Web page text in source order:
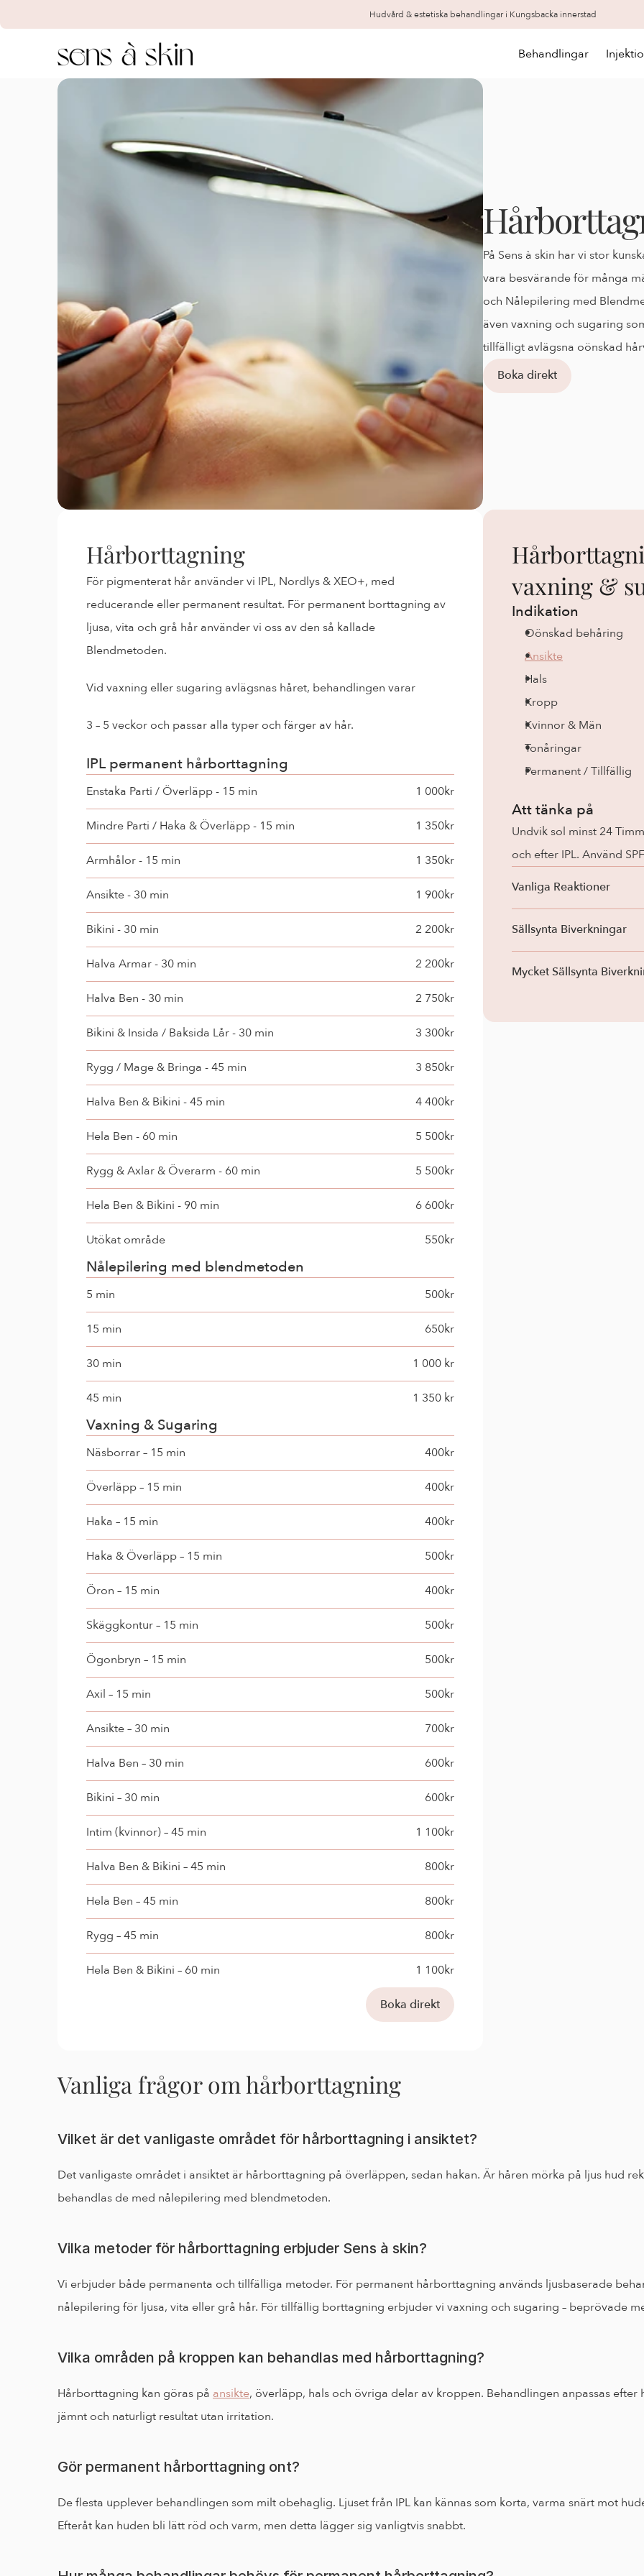
Hudvård & estetiska behandlingar i Kungsbacka innerstad
Behandlingar
På Sens à skin har vi stor
vara besvärande för många
och Nålepilering med
även vaxning och sugaring
tillfälligt avlägsna oönskad
Boka direkt
Hårborttagning
För pigmenterat hår använder vi IPL, Nordlys & XEO+, med
reducerande eller permanent resultat. För permanent borttagning av
ljusa, vita och grå hår använder vi oss av den så kallade
Blendmetoden.
Vid vaxning eller sugaring avlägsnas håret, behandlingen varar
3 – 5 veckor och passar alla typer och färger av hår.
IPL permanent hårborttagning
Enstaka Parti / Överläpp - 15 min 1 000kr
Mindre Parti / Haka & Överläpp - 15 min 1 350kr
Armhålor - 15 min 1 350kr
Ansikte - 30 min 1 900kr
Bikini - 30 min 2 200kr
Halva Armar - 30 min 2 200kr
Halva Ben - 30 min 2 750kr
Bikini & Insida / Baksida Lår - 30 min 3 300kr
Rygg / Mage & Bringa - 45 min 3 850kr
Halva Ben & Bikini - 45 min 4 400kr
Hela Ben - 60 min 5 500kr
Rygg & Axlar & Överarm - 60 min 5 500kr
Hela Ben & Bikini - 90 min 6 600kr
Utökat område 550kr
Nålepilering med blendmetoden
5 min 500kr
15 min 650kr
30 min 1 000 kr
45 min 1 350 kr
Vaxning & Sugaring
Näsborrar – 15 min 400kr
Överläpp – 15 min 400kr
Haka – 15 min 400kr
Haka & Överläpp – 15 min 500kr
Öron – 15 min 400kr
Skäggkontur – 15 min 500kr
Ögonbryn – 15 min 500kr
Axil – 15 min 500kr
Ansikte – 30 min 700kr
Halva Ben – 30 min 600kr
Bikini – 30 min 600kr
Intim (kvinnor) – 45 min 1 100kr
Halva Ben & Bikini – 45 min 800kr
Hela Ben – 45 min 800kr
Rygg – 45 min 800kr
Hela Ben & Bikini – 60 min 1 100kr
Boka direkt
vaxning &
Indikation
Oönskad behåring
Ansikte
Hals
Kropp
Kvinnor & Män
Tonåringar
Permanent / Tillfällig
Att tänka på
Undvik sol minst 24
och efter IPL. Använd
Vanliga Reaktioner
Sällsynta Biverkningar
Mycket Sällsynta
Vanliga frågor om hårborttagning
Vilket är det vanligaste området för hårborttagning i ansiktet?
Det vanligaste området i ansiktet är hårborttagning på överläppen, sedan hakan. Är håren mörka på ljus hud
behandlas de med nålepilering med blendmetoden.
Vilka metoder för hårborttagning erbjuder Sens à skin?
Vi erbjuder både permanenta och tillfälliga metoder. För permanent hårborttagning används ljusbaserade
nålepilering för ljusa, vita eller grå hår. För tillfällig borttagning erbjuder vi vaxning och sugaring – beprövade
Vilka områden på kroppen kan behandlas med hårborttagning?
Hårborttagning kan göras på ansikte, överläpp, hals och övriga delar av kroppen. Behandlingen anpassas
jämnt och naturligt resultat utan irritation.
Gör permanent hårborttagning ont?
De flesta upplever behandlingen som milt obehaglig. Ljuset från IPL kan kännas som korta, varma snärt mot
Efteråt kan huden bli lätt röd och varm, men detta lägger sig vanligtvis snabbt.